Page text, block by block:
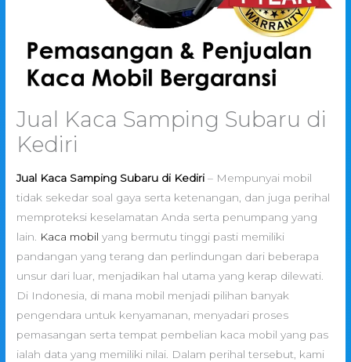
Jual Kaca Samping Subaru di
Kediri
Jual Kaca Samping Subaru di Kediri – Mempunyai mobil
tidak sekedar soal gaya serta ketenangan, dan juga perihal
memproteksi keselamatan Anda serta penumpang yang
lain.
Kaca mobil yang bermutu tinggi pasti memiliki
pandangan yang terang dan perlindungan dari beberapa
unsur dari luar, menjadikan hal utama yang kerap dilewati.
Di Indonesia, di mana mobil menjadi pilihan banyak
pengendara untuk kenyamanan, menyadari proses
pemasangan serta tempat pembelian kaca mobil yang pas
ialah data yang memiliki nilai. Dalam perihal tersebut, kami